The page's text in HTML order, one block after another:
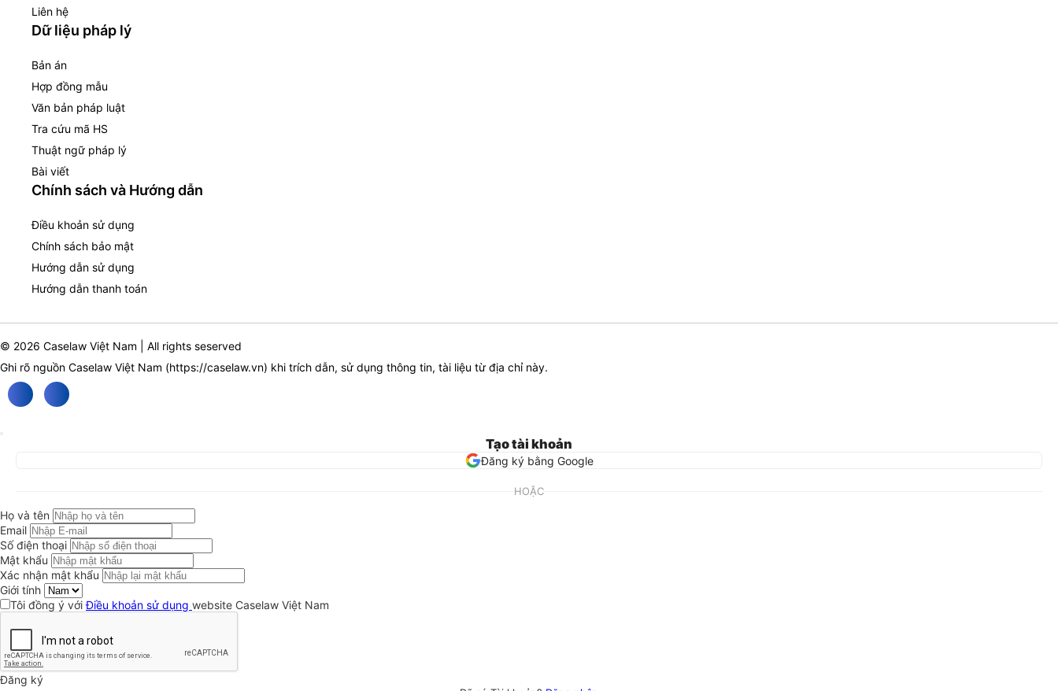
Liên hệ
Dữ liệu pháp lý
Bản án
Hợp đồng mẫu
Văn bản pháp luật
Tra cứu mã HS
Thuật ngữ pháp lý
Bài viết
Chính sách và Hướng dẫn
Điều khoản sử dụng
Chính sách bảo mật
Hướng dẫn sử dụng
Hướng dẫn thanh toán
© 2026 Caselaw Việt Nam | All rights seserved
Ghi rõ nguồn Caselaw Việt Nam (https://caselaw.vn) khi trích dẫn, sử dụng thông tin, tài liệu từ địa chỉ này.
Tạo tài khoản
Đăng ký bằng Google
HOẶC
Họ và tên
Email
Số điện thoại
Mật khẩu
Xác nhận mật khẩu
Giới tính
Tôi đồng ý vớiĐiều khoản sử dụng website Caselaw Việt Nam
Đăng ký